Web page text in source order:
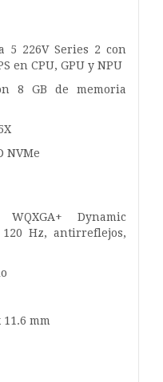
5 226V Series 2 con
en CPU, GPU y NPU
8 GB de memoria
NVMe
Dynamic
120 Hz, antirreflejos,
11.6 mm